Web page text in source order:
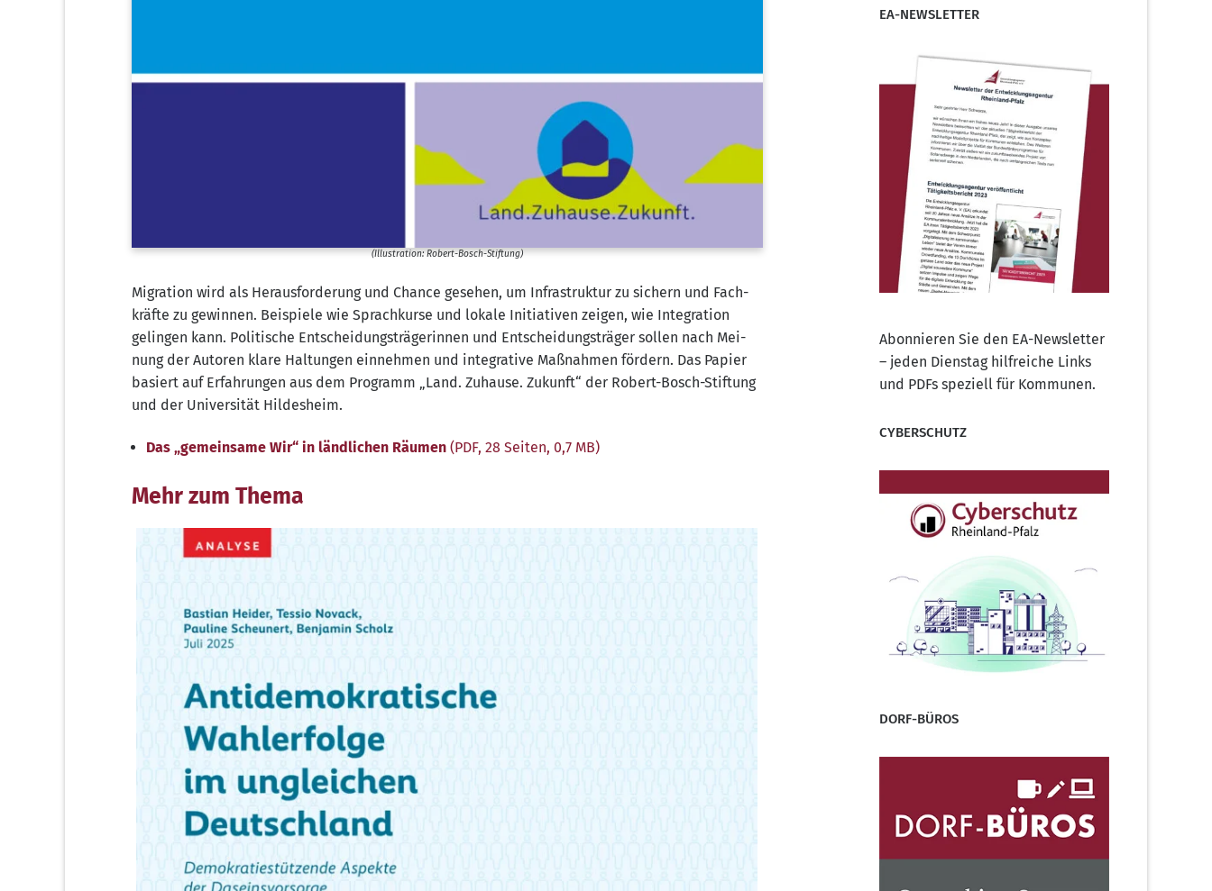
(Illus­tra­ti­on: Robert-Bosch-Stiftung)
Migra­ti­on wird als Her­aus­for­de­rung und Chan­ce gese­hen, um Infra­struk­tur zu sichern und Fach­
kräf­te zu gewin­nen. Bei­spie­le wie Sprach­kur­se und loka­le Initia­ti­ven zei­gen, wie Inte­gra­ti­on
gelin­gen kann. Poli­ti­sche Ent­schei­dungs­trä­ge­rin­nen und Ent­schei­dungs­trä­ger sol­len nach Mei­
nung der Autoren kla­re Hal­tun­gen ein­neh­men und inte­gra­ti­ve Maß­nah­men för­dern. Das Papier
basiert auf Erfah­run­gen aus dem Pro­gramm „Land. Zuhau­se. Zukunft“ der Robert-Bosch-Stif­tung
und der Uni­ver­si­tät Hildesheim.
Das „gemein­sa­me Wir“ in länd­li­chen Räu­men (PDF, 28 Sei­ten, 0,7 MB)
Mehr zum Thema
EA-NEWSLETTER
Abonnieren Sie den EA-Newsletter
– jeden Dienstag hilfreiche Links
und PDFs speziell für Kommunen.
CYBERSCHUTZ
DORF-BÜROS